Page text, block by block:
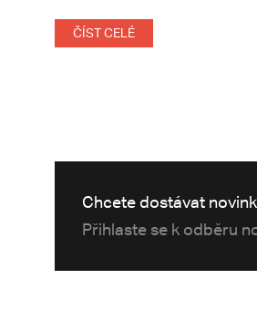
ČÍST CELÉ
Chcete dostávat
Přihlaste se k odběru